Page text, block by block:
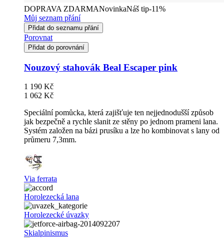
DOPRAVA ZDARMANovinkaNáš tip-11%
Můj seznam přání
Přidat do seznamu přání
Porovnat
Přidat do porovnání
Nouzový stahovák Beal Escaper pink
1 190 Kč
1 062 Kč
Speciální pomůcka, která zajišťuje ten nejjednodušší způsob
jak bezpečně a rychle slanit ze stěny po jednom prameni lana.
Systém založen na bázi prusíku a lze ho kombinovat s lany od
průmeru 7,3mm.
Via ferrata
Horolezecká lana
Horolezecké úvazky
Skialpinismus